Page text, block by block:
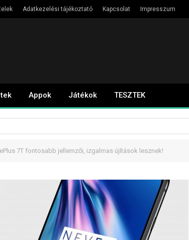
Adatkezelési tájékoztató Kapcsolat Impresszum
Appok Játékok TESZTEK
7T fontosabb jellemzői, izgalmas újítások lesznek!